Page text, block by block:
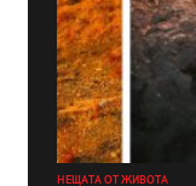
НЕЩАТА ОТ ЖИВОТА